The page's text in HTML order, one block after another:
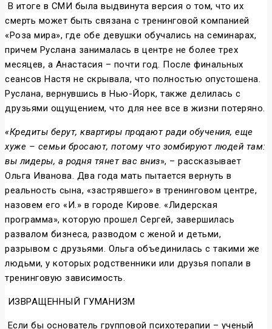
В итоге в СМИ была выдвинута версия о том, что их
смерть может быть связана с тренинговой компанией
«Роза мира», где обе девушки обучались на семинарах,
причем Руслана занималась в центре не более трех
месяцев, а Анастасия – почти год. После финальных
сеансов Настя не скрывала, что полностью опустошена.
Руслана, вернувшись в Нью-Йорк, также делилась с
друзьями ощущением, что для нее все в жизни потеряно.
«Кредиты берут, квартиры продают ради обучения, еще
хуже – семьи бросают, потому что зомбируют людей там:
вы лидеры, а родня тянет вас вниз», – рассказывает
Ольга Иванова. Два года мать пытается вернуть в
реальность сына, «застрявшего» в тренинговом центре,
назовем его «И.» в городе Кирове. «Лидерская
программа», которую прошел Сергей, завершилась
развалом бизнеса, разводом с женой и детьми,
разрывом с друзьями. Ольга объединилась с такими же
людьми, у которых родственники или друзья попали в
тренинговую зависимость.
ИЗВРАЩЕННЫЙ ГУМАНИЗМ
Если бы основатель групповой психотерапии – ученый